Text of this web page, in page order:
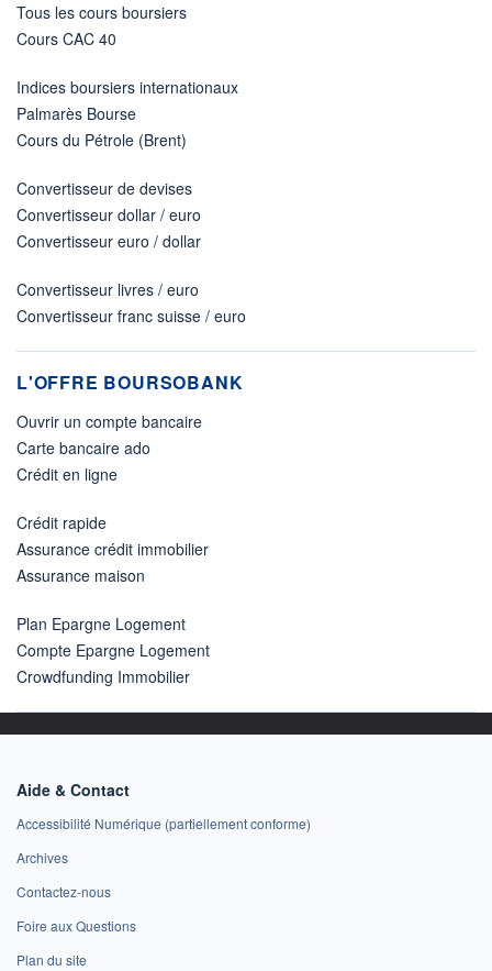
Tous les cours boursiers
Cours CAC 40
Indices boursiers internationaux
Palmarès Bourse
Cours du Pétrole (Brent)
Convertisseur de devises
Convertisseur dollar / euro
Convertisseur euro / dollar
Convertisseur livres / euro
Convertisseur franc suisse / euro
L'OFFRE BOURSOBANK
Ouvrir un compte bancaire
Carte bancaire ado
Crédit en ligne
Crédit rapide
Assurance crédit immobilier
Assurance maison
Plan Epargne Logement
Compte Epargne Logement
Crowdfunding Immobilier
Aide & Contact
Accessibilité Numérique (partiellement conforme)
Archives
Contactez-nous
Foire aux Questions
Plan du site